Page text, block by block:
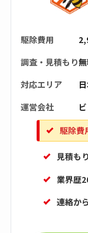
駆除費用
調査・見積もり
対応エリア
運営会社
駆除費
見積も
業界歴
連絡か